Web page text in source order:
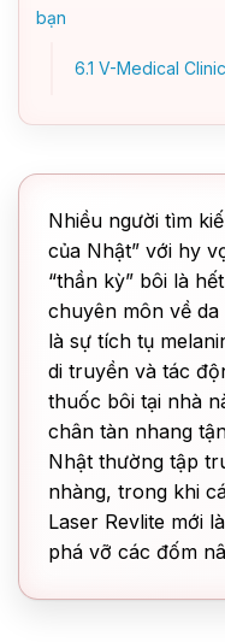
bạn
6.1 V-Medical Clinic
Nhiều người tìm
của Nhật” với hy
“thần kỳ” bôi là
chuyên môn về
là sự tích tụ
di truyền và tác
thuốc bôi tại nhà
chân tàn nhang
Nhật thường tập
nhàng, trong khi
Laser Revlite mới
phá vỡ các đốm